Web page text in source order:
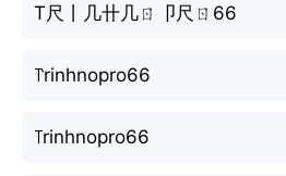
T尺丨几卄几ㄖ卩尺ㄖ66
꓅rinhnopro66
꓄rinhnopro66